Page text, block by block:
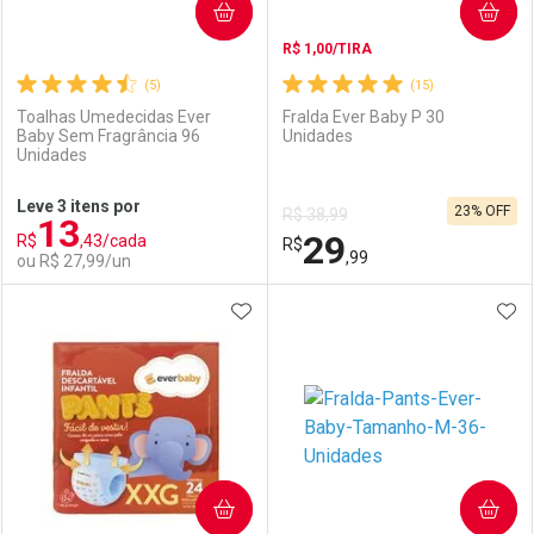
Comprar sem Desconto
Por R$ 18,99/cada
Comprar sem Desconto
Por R$ 18,99/cada
Comprar sem Desconto
Por R$ 36,11/cada
Comprar sem Desconto
Por R$ 36,11/cada
(5)
Toalhas Umedecidas Ever
Baby Sem Fragrância 96
Unidades
Leve 3 itens por
R$13,43/cada
ou R$ 27,99/un
COMPRAR
Laboratório
Por Menos
(15)
R$ 1,00/TIRA
Fralda Ever Baby P 30
Unidades
R$ 38,99
R$29,99
23% OFF
COMPRAR
Laboratório
Por Menos
ADICIONAR AOS FAVORITOS
COMPRAR COMPRAR